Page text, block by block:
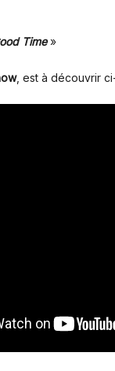
Time»
, est à découvrir